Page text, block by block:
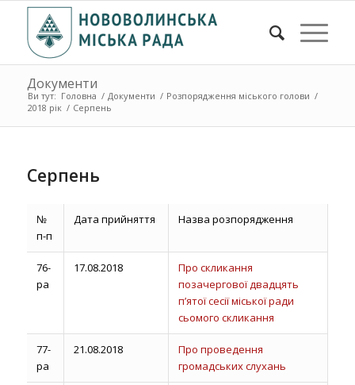
Документи
Ви тут: Головна / Документи / Розпорядження міського голови /
2018 рік / Серпень
Серпень
№
п-п
Дата прийняття Назва розпорядження
76-
ра
17.08.2018
Про скликання
позачергової двадцять
п’ятої сесії міської ради
сьомого скликання
77-
ра
21.08.2018
Про проведення
громадських слухань